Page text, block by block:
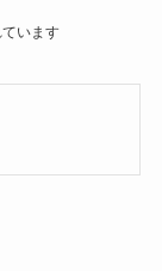
います